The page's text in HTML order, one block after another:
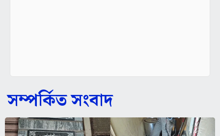
সম্পর্কিত সংবাদ